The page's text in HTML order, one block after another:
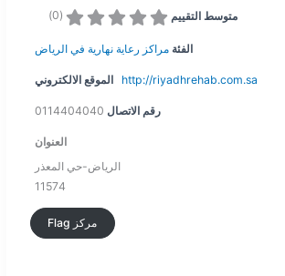
متوسط التقييم (
0
)
الفئة مراكز رعاية نهارية في الرياض
الموقع الالكتروني http://riyadhrehab.com.sa
رقم الاتصال 0114404040
العنوان
الرياض-حي المعذر
11574
Flag مركز